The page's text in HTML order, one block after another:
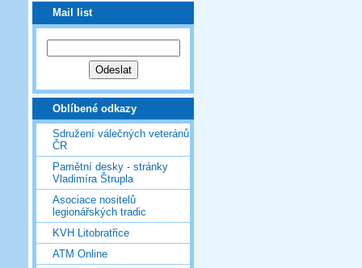
Mail list
Oblíbené odkazy
Sdružení válečných veteránů
ČR
Pamětní desky - stránky
Vladimíra Štrupla
Asociace nositelů
legionářských tradic
KVH Litobratřice
ATM Online